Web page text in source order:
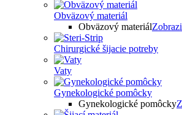
Obväzový materiál
Obväzový materiál
Chirurgické šijacie potreby
Vaty
Gynekologické pomôcky
Gynekologické pomôcky